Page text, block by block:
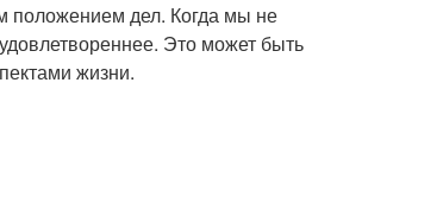
положением дел. Когда мы не
Это может быть
жизни.